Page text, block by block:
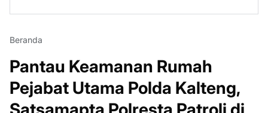
Beranda
Pantau Keamanan Rumah
Pejabat Utama Polda Kalteng,